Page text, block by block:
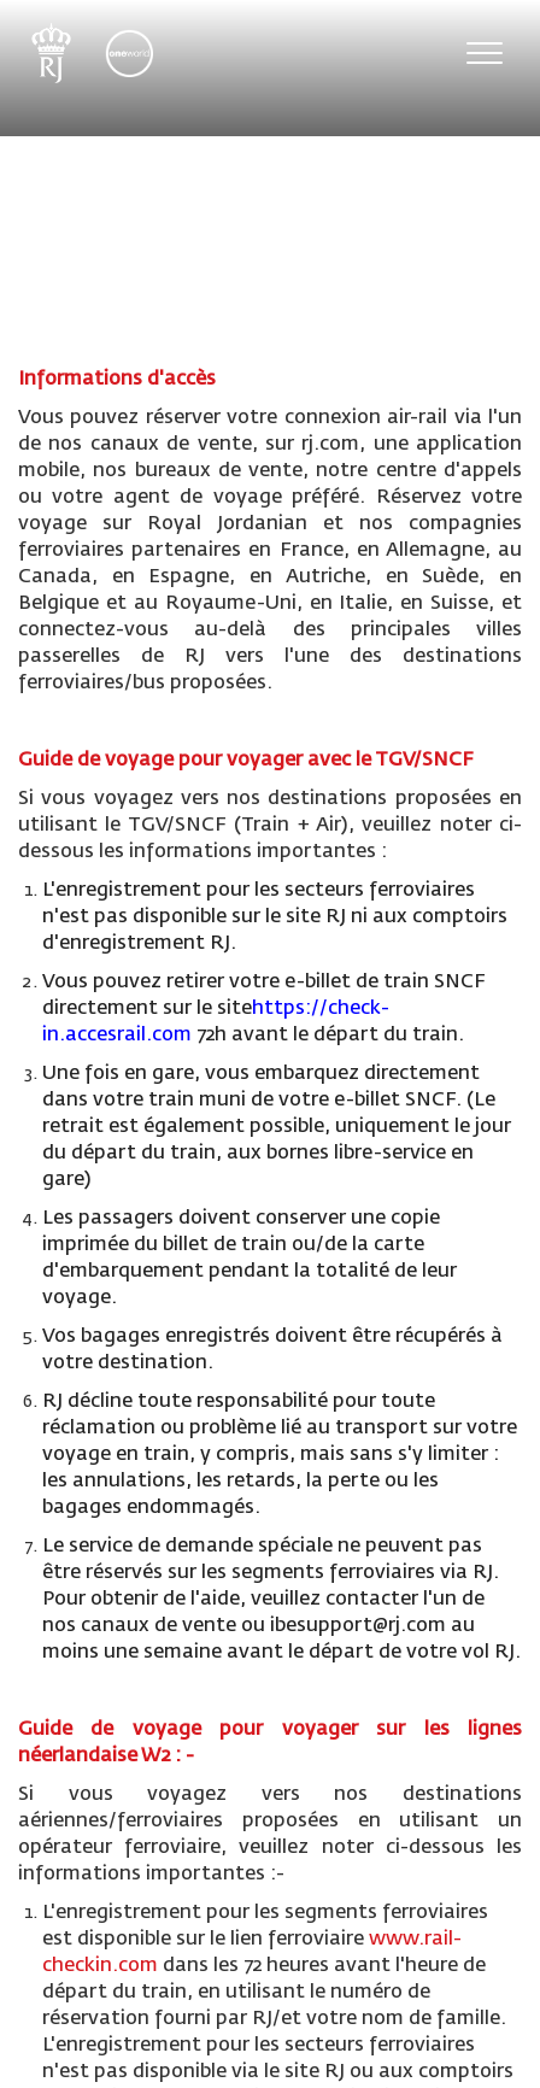
Toggle
Informations d'accès
Vous pouvez réserver votre connexion air-rail via l'un
de nos canaux de vente, sur rj.com, une application
mobile, nos bureaux de vente, notre centre d'appels
ou votre agent de voyage préféré. Réservez votre
voyage sur Royal Jordanian et nos compagnies
ferroviaires partenaires en France, en Allemagne, au
Canada, en Espagne, en Autriche, en Suède, en
Belgique et au Royaume-Uni, en Italie, en Suisse, et
connectez-vous au-delà des principales villes
passerelles de RJ vers l'une des destinations
ferroviaires/bus proposées.
Guide de voyage pour voyager avec le TGV/SNCF
Si vous voyagez vers nos destinations proposées en
utilisant le TGV/SNCF (Train + Air), veuillez noter ci-
dessous les informations importantes :
L'enregistrement pour les secteurs ferroviaires
n'est pas disponible sur le site RJ ni aux comptoirs
d'enregistrement RJ.
Vous pouvez retirer votre e-billet de train SNCF
directement sur le sitehttps://check-
in.accesrail.com 72h avant le départ du train.
Une fois en gare, vous embarquez directement
dans votre train muni de votre e-billet SNCF. (Le
retrait est également possible, uniquement le jour
du départ du train, aux bornes libre-service en
gare)
Les passagers doivent conserver une copie
imprimée du billet de train ou/de la carte
d'embarquement pendant la totalité de leur
voyage.
Vos bagages enregistrés doivent être récupérés à
votre destination.
RJ décline toute responsabilité pour toute
réclamation ou problème lié au transport sur votre
voyage en train, y compris, mais sans s'y limiter :
les annulations, les retards, la perte ou les
bagages endommagés.
Le service de demande spéciale ne peuvent pas
être réservés sur les segments ferroviaires via RJ.
Pour obtenir de l'aide, veuillez contacter l'un de
nos canaux de vente ou ibesupport@rj.com au
moins une semaine avant le départ de votre vol RJ.
Guide de voyage pour voyager sur les lignes
néerlandaise W2 : -
Si vous voyagez vers nos destinations
aériennes/ferroviaires proposées en utilisant un
opérateur ferroviaire, veuillez noter ci-dessous les
informations importantes :-
L'enregistrement pour les segments ferroviaires
est disponible sur le lien ferroviaire www.rail-
checkin.com dans les 72 heures avant l'heure de
départ du train, en utilisant le numéro de
réservation fourni par RJ/et votre nom de famille.
L'enregistrement pour les secteurs ferroviaires
n'est pas disponible via le site RJ ou aux comptoirs